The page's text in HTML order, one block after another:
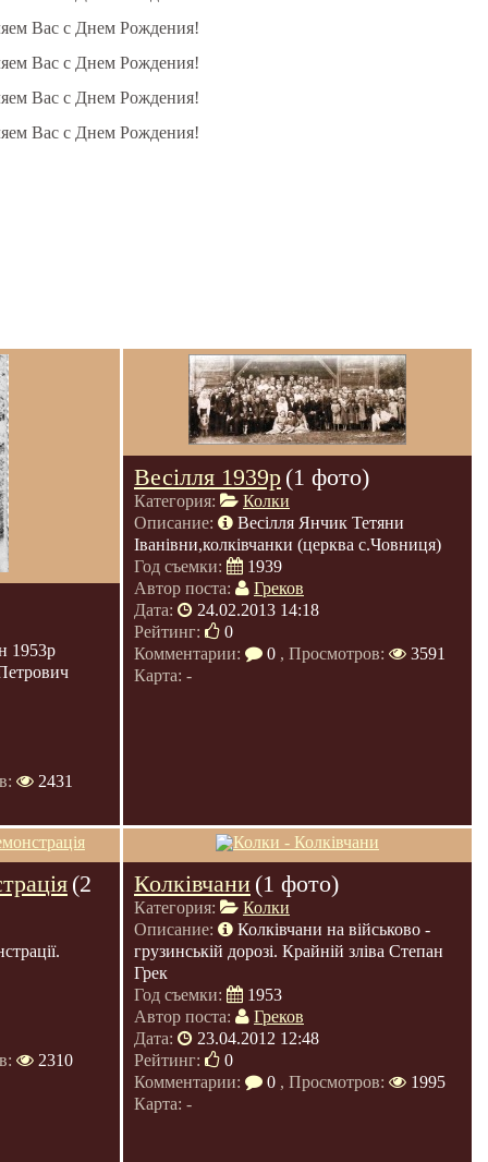
Вас с Днем Рождения!
Вас с Днем Рождения!
Вас с Днем Рождения!
Вас с Днем Рождения!
1953р
2431
Весілля 1939р (1 фото)
Категория:
Колки
Описание:
Весілля Янчик Тетяни
Іванівни,колківчанки (церква с.Човниця)
Год съемки:
1939
Автор поста:
Греков
Дата:
24.02.2013 14:18
Рейтинг:
0
Комментарии:
0 , Просмотров:
3591
Карта: -
(2
2310
Колківчани (1 фото)
Категория:
Колки
Описание:
Колківчани на військово -
грузинській дорозі. Крайній зліва Степан
Грек
Год съемки:
1953
Автор поста:
Греков
Дата:
23.04.2012 12:48
Рейтинг:
0
Комментарии:
0 , Просмотров:
1995
Карта: -